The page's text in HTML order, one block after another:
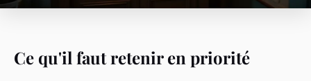
Ce qu'il faut retenir en priorité